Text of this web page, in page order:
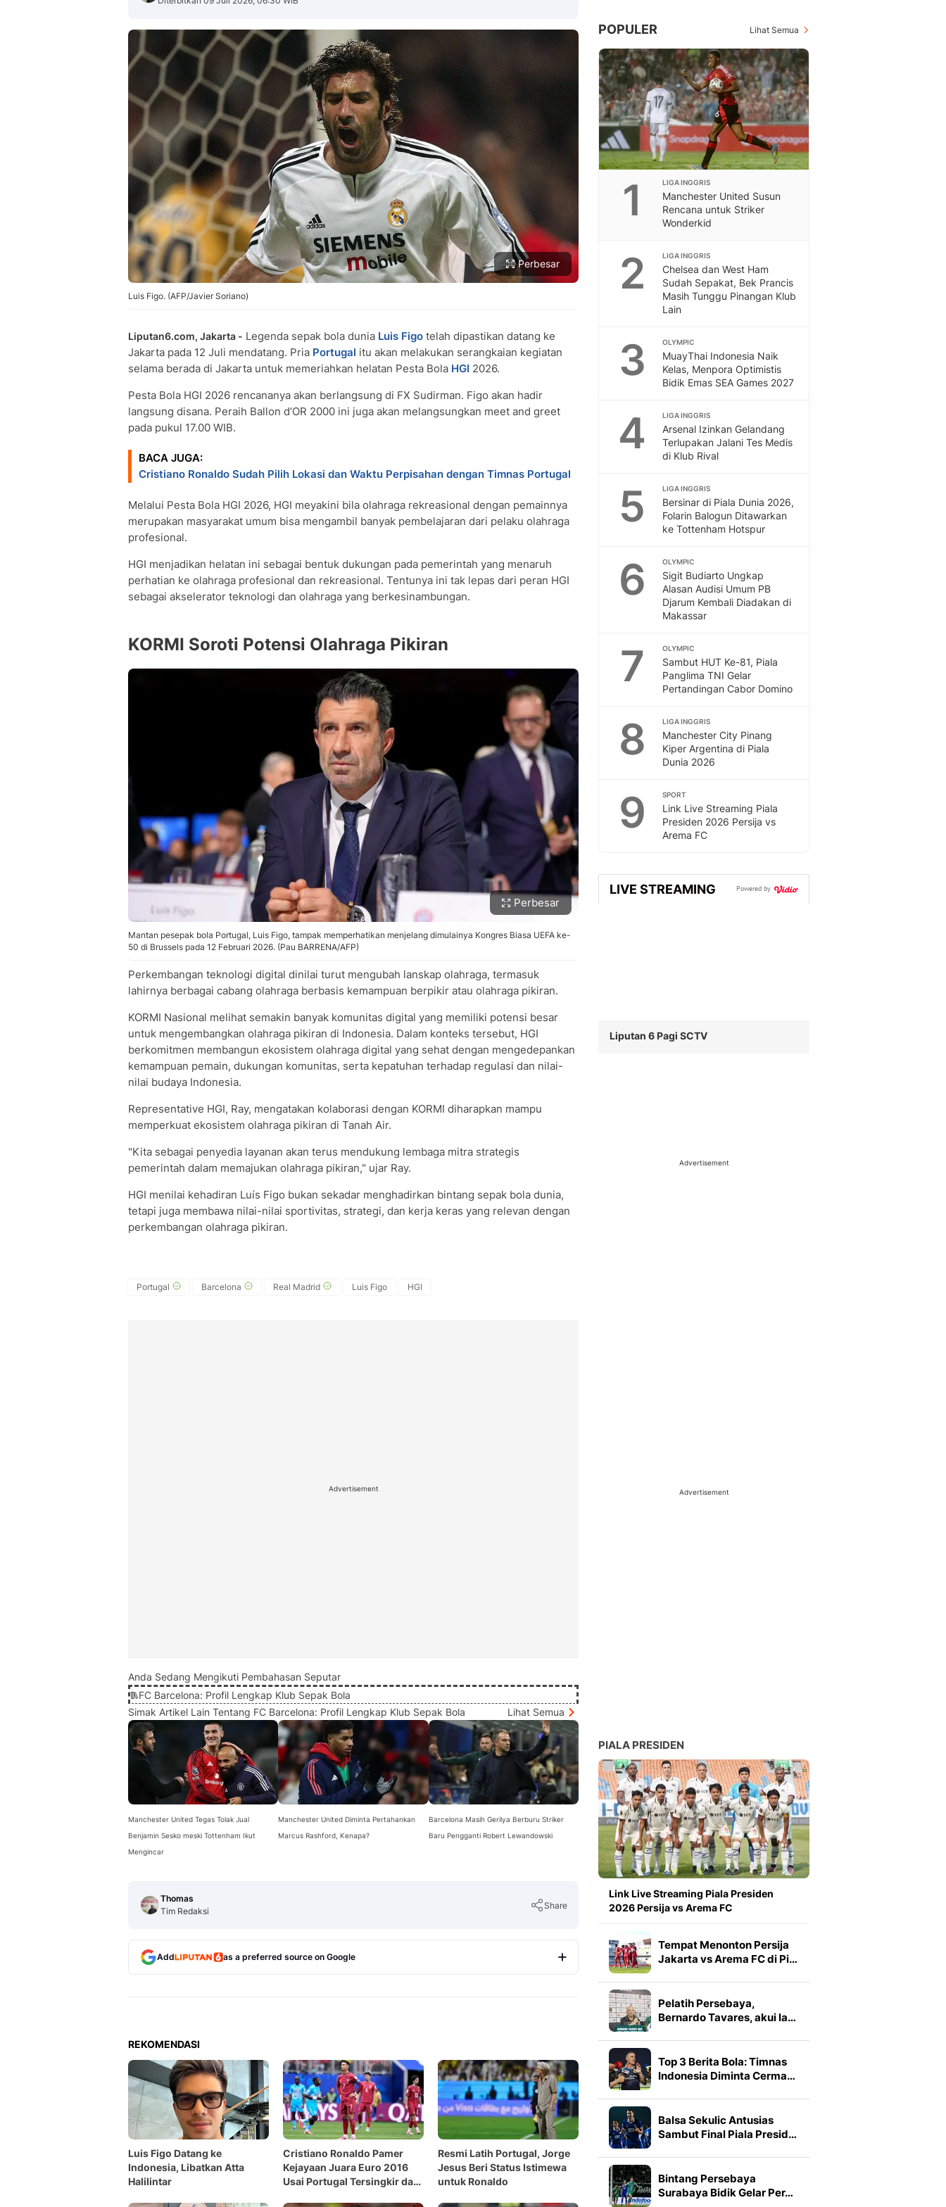
Copy Link
Perbesar
Luis Figo. (AFP/Javier Soriano)
Liputan6.com, Jakarta - Legenda sepak bola dunia Luis Figo telah dipastikan datang ke
Jakarta pada 12 Juli mendatang. Pria Portugal itu akan melakukan serangkaian kegiatan
selama berada di Jakarta untuk memeriahkan helatan Pesta Bola HGI 2026.
Pesta Bola HGI 2026 rencananya akan berlangsung di FX Sudirman. Figo akan hadir
langsung disana. Peraih Ballon d’OR 2000 ini juga akan melangsungkan meet and greet
pada pukul 17.00 WIB.
BACA JUGA:
Cristiano Ronaldo Sudah Pilih Lokasi dan Waktu Perpisahan dengan Timnas Portugal
Melalui Pesta Bola HGI 2026, HGI meyakini bila olahraga rekreasional dengan pemainnya
merupakan masyarakat umum bisa mengambil banyak pembelajaran dari pelaku olahraga
profesional.
HGI menjadikan helatan ini sebagai bentuk dukungan pada pemerintah yang menaruh
perhatian ke olahraga profesional dan rekreasional. Tentunya ini tak lepas dari peran HGI
sebagai akselerator teknologi dan olahraga yang berkesinambungan.
KORMI Soroti Potensi Olahraga Pikiran
Perbesar
Mantan pesepak bola Portugal, Luis Figo, tampak memperhatikan menjelang dimulainya Kongres Biasa UEFA ke-
50 di Brussels pada 12 Februari 2026. (Pau BARRENA/AFP)
Perkembangan teknologi digital dinilai turut mengubah lanskap olahraga, termasuk
lahirnya berbagai cabang olahraga berbasis kemampuan berpikir atau olahraga pikiran.
KORMI Nasional melihat semakin banyak komunitas digital yang memiliki potensi besar
untuk mengembangkan olahraga pikiran di Indonesia. Dalam konteks tersebut, HGI
berkomitmen membangun ekosistem olahraga digital yang sehat dengan mengedepankan
kemampuan pemain, dukungan komunitas, serta kepatuhan terhadap regulasi dan nilai-
nilai budaya Indonesia.
Representative HGI, Ray, mengatakan kolaborasi dengan KORMI diharapkan mampu
memperkuat ekosistem olahraga pikiran di Tanah Air.
"Kita sebagai penyedia layanan akan terus mendukung lembaga mitra strategis
pemerintah dalam memajukan olahraga pikiran," ujar Ray.
HGI menilai kehadiran Luís Figo bukan sekadar menghadirkan bintang sepak bola dunia,
tetapi juga membawa nilai-nilai sportivitas, strategi, dan kerja keras yang relevan dengan
perkembangan olahraga pikiran.
Portugal Barcelona Real Madrid Luis Figo HGI
Advertisement
Anda Sedang Mengikuti Pembahasan Seputar
FC Barcelona: Profil Lengkap Klub Sepak Bola
Simak Artikel Lain Tentang FC Barcelona: Profil Lengkap Klub Sepak Bola
Lihat Semua
Manchester United Tegas Tolak Jual
Benjamin Sesko meski Tottenham Ikut
Mengincar
Manchester United Diminta Pertahankan
Marcus Rashford, Kenapa?
Barcelona Masih Gerilya Berburu Striker
Baru Pengganti Robert Lewandowski
Thomas
Tim Redaksi
Share
Add as a preferred source on Google
REKOMENDASI
Luis Figo Datang ke
Indonesia, Libatkan Atta
Halilintar
Cristiano Ronaldo Pamer
Kejayaan Juara Euro 2016
Usai Portugal Tersingkir dari
Resmi Latih Portugal, Jorge
Jesus Beri Status Istimewa
untuk Ronaldo
POPULER Lihat Semua
1 LIGA INGGRIS
Manchester United Susun
Rencana untuk Striker
Wonderkid
2 LIGA INGGRIS
Chelsea dan West Ham
Sudah Sepakat, Bek Prancis
Masih Tunggu Pinangan Klub
Lain
3 OLYMPIC
MuayThai Indonesia Naik
Kelas, Menpora Optimistis
Bidik Emas SEA Games 2027
4 LIGA INGGRIS
Arsenal Izinkan Gelandang
Terlupakan Jalani Tes Medis
di Klub Rival
5 LIGA INGGRIS
Bersinar di Piala Dunia 2026,
Folarin Balogun Ditawarkan
ke Tottenham Hotspur
6 OLYMPIC
Sigit Budiarto Ungkap
Alasan Audisi Umum PB
Djarum Kembali Diadakan di
Makassar
7 OLYMPIC
Sambut HUT Ke-81, Piala
Panglima TNI Gelar
Pertandingan Cabor Domino
8 LIGA INGGRIS
Manchester City Pinang
Kiper Argentina di Piala
Dunia 2026
9 SPORT
Link Live Streaming Piala
Presiden 2026 Persija vs
Arema FC
LIVE STREAMING Powered by
Liputan 6 Pagi SCTV
Advertisement
Advertisement
PIALA PRESIDEN
Link Live Streaming Piala Presiden
2026 Persija vs Arema FC
Tempat Menonton Persija
Jakarta vs Arema FC di Pi…
Pelatih Persebaya,
Bernardo Tavares, akui la…
Top 3 Berita Bola: Timnas
Indonesia Diminta Cerma…
Balsa Sekulic Antusias
Sambut Final Piala Presid…
Bintang Persebaya
Surabaya Bidik Gelar Per…